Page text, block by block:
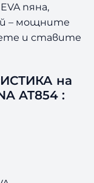
пяна,
– мощните
и ставите
на
AT854 :